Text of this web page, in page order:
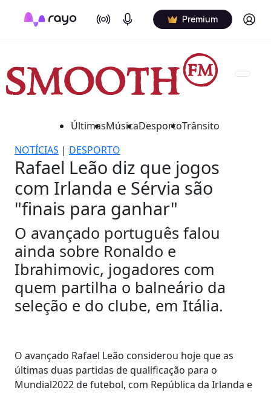
On Air Podcasts Premium Log in
ÚltimasMúsicaDesportoTrânsito
NOTÍCIAS | DESPORTO
Rafael Leão diz que jogos
com Irlanda e Sérvia são
"finais para ganhar"
O avançado português falou
ainda sobre Ronaldo e
Ibrahimovic, jogadores com
quem partilha o balneário da
seleção e do clube, em Itália.
O avançado Rafael Leão considerou hoje que as
últimas duas partidas de qualificação para o
Mundial2022 de futebol, com República da Irlanda e